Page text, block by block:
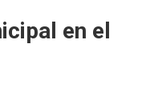
en el